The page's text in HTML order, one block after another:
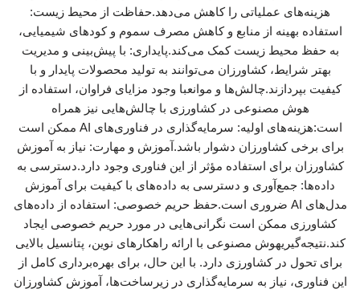
هزینه‌های عملیاتی را کاهش می‌دهد.حفاظت از محیط زیست:
استفاده بهینه از منابع و کاهش مصرف سموم و کودهای شیمیایی،
به حفظ محیط زیست کمک می‌کند.پایداری: با پیش‌بینی و مدیریت
بهتر شرایط، کشاورزان می‌توانند به تولید محصولات پایدار و با
کیفیت بپردازند.چالش‌ها و موانعبا وجود مزایای فراوان، استفاده از
هوش مصنوعی در کشاورزی با چالش‌هایی نیز همراه
است:هزینه‌های اولیه: سرمایه‌گذاری در فناوری‌های AI ممکن است
برای برخی کشاورزان دشوار باشد.آموزش و مهارت: نیاز به آموزش
کشاورزان برای استفاده مؤثر از این فناوری وجود دارد.دسترسی به
داده‌ها: جمع‌آوری و دسترسی به داده‌های با کیفیت برای آموزش
مدل‌های AI ضروری است.حفظ حریم خصوصی: استفاده از داده‌های
کشاورزی ممکن است نگرانی‌هایی در مورد حریم خصوصی ایجاد
کند.نتیجه‌گیریهوش مصنوعی با ارائه راهکارهای نوین، پتانسیل بالایی
برای تحول در کشاورزی دارد. با این حال، برای بهره‌برداری کامل از
این فناوری، نیاز به سرمایه‌گذاری در زیرساخت‌ها، آموزش کشاورزان